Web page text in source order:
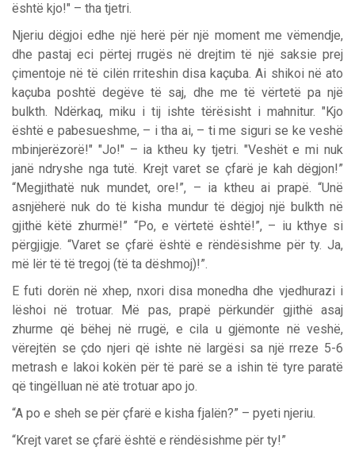
është kjo!" – tha tjetri.
Njeriu dëgjoi edhe një herë për një moment me vëmendje,
dhe pastaj eci përtej rrugës në drejtim të një saksie prej
çimentoje në të cilën rriteshin disa kaçuba. Ai shikoi në ato
kaçuba poshtë degëve të saj, dhe me të vërtetë pa një
bulkth. Ndërkaq, miku i tij ishte tërësisht i mahnitur. "Kjo
është e pabesueshme, – i tha ai, – ti me siguri se ke veshë
mbinjerëzorë!" "Jo!" – ia ktheu ky tjetri. "Veshët e mi nuk
janë ndryshe nga tutë. Krejt varet se çfarë je kah dëgjon!”
“Megjithatë nuk mundet, ore!”, – ia ktheu ai prapë. “Unë
asnjëherë nuk do të kisha mundur të dëgjoj një bulkth në
gjithë këtë zhurmë!” “Po, e vërtetë është!”, – iu kthye si
përgjigje. “Varet se çfarë është e rëndësishme për ty. Ja,
më lër të të tregoj (të ta dëshmoj)!”.
E futi dorën në xhep, nxori disa monedha dhe vjedhurazi i
lëshoi në trotuar. Më pas, prapë përkundër gjithë asaj
zhurme që bëhej në rrugë, e cila u gjëmonte në veshë,
vërejtën se çdo njeri që ishte në largësi sa një rreze 5-6
metrash e lakoi kokën për të parë se a ishin të tyre paratë
që tingëlluan në atë trotuar apo jo.
“A po e sheh se për çfarë e kisha fjalën?” – pyeti njeriu.
“Krejt varet se çfarë është e rëndësishme për ty!”